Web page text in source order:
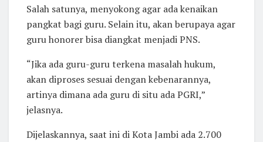
Salah satunya, menyokong agar ada kenaikan
pangkat bagi guru. Selain itu, akan berupaya agar
guru honorer bisa diangkat menjadi PNS.
“Jika ada guru-guru terkena masalah hukum,
akan diproses sesuai dengan kebenarannya,
artinya dimana ada guru di situ ada PGRI,”
jelasnya.
Dijelaskannya, saat ini di Kota Jambi ada 2.700